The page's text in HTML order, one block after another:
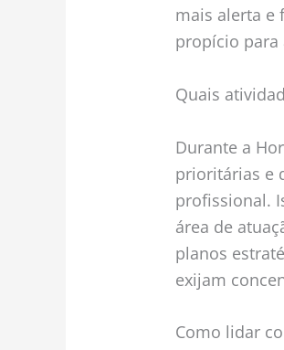
mais alerta e
propício para
Quais
Durante a
prioritárias e
profissional.
área de
planos
exijam
Como lidar